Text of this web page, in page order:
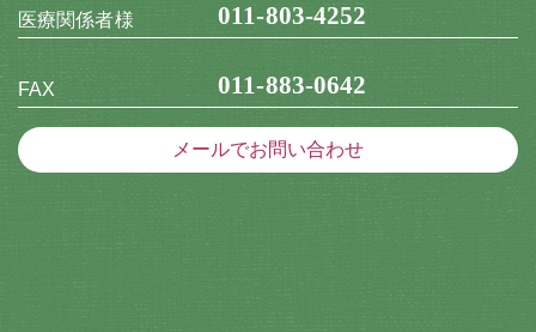
医療関係者様 011-803-4252
FAX 011-883-0642
メールでお問い合わせ